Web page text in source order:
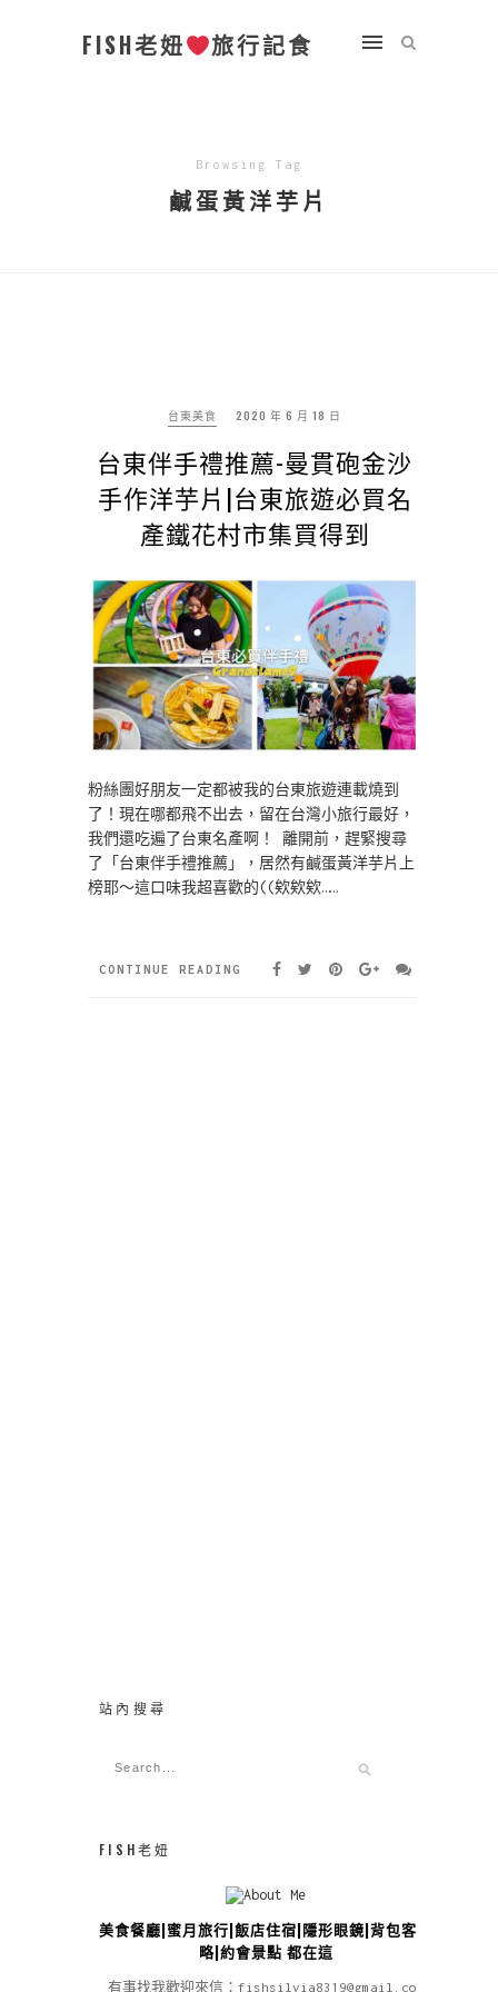
FISH老妞 旅行記食
Browsing Tag
鹹蛋黃洋芋片
台東美食 2020 年 6 月 18 日
台東伴手禮推薦-曼貫砲金沙
手作洋芋片|台東旅遊必買名
產鐵花村市集買得到
粉絲團好朋友一定都被我的台東旅遊連載燒到
了！現在哪都飛不出去，留在台灣小旅行最好，
我們還吃遍了台東名產啊！ 離開前，趕緊搜尋
了「台東伴手禮推薦」，居然有鹹蛋黃洋芋片上
榜耶～這口味我超喜歡的((欸欸欸……
CONTINUE READING
站內搜尋
FISH老妞
美食餐廳|蜜月旅行|飯店住宿|隱形眼鏡|背包客攻
略|約會景點 都在這
有事找我歡迎來信：fishsilvia8319@gmail.com